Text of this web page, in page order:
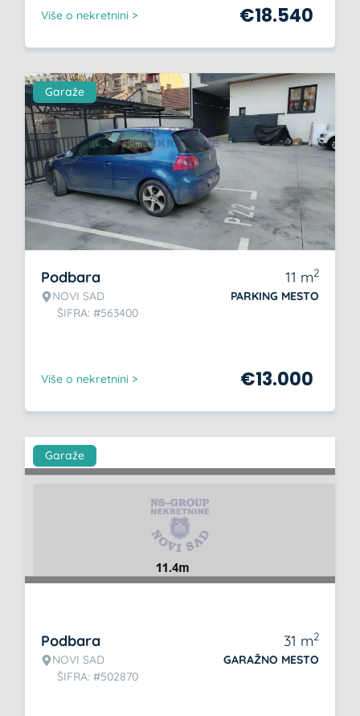
Više o nekretnini > €18.540
Garaže
Podbara
NOVI SAD
ŠIFRA: #563400
11 m2
PARKING MESTO
Više o nekretnini > €13.000
Garaže
Podbara
NOVI SAD
ŠIFRA: #502870
31 m2
GARAŽNO MESTO